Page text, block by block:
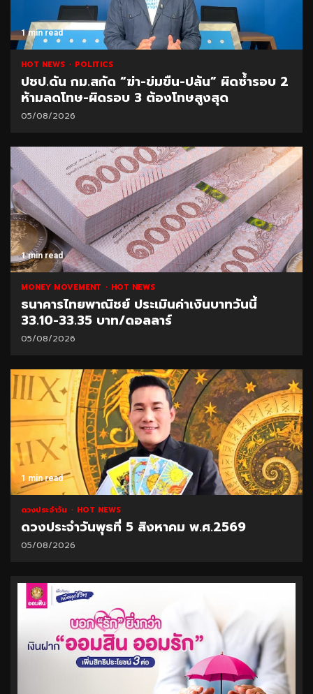
1 min read
HOT NEWS POLITICS
ปชป.ดัน กม.สกัด “ฆ่า-ข่มขืน-ปล้น” ผิดซ้ำรอบ 2
ห้ามลดโทษ-ผิดรอบ 3 ต้องโทษสูงสุด
05/08/2026
1 min read
MONEY MOVEMENT HOT NEWS
ธนาคารไทยพาณิชย์ ประเมินค่าเงินบาทวันนี้
33.10-33.35 บาท/ดอลลาร์
05/08/2026
1 min read
ดวงประจำวัน HOT NEWS
ดวงประจำวันพุธที่ 5 สิงหาคม พ.ศ.2569
05/08/2026